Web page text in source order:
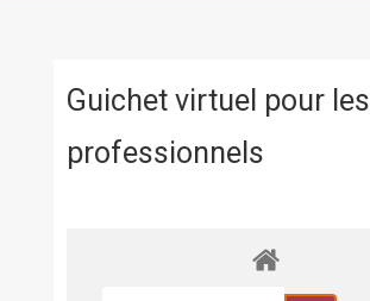
Guichet virtuel pour les
professionnels